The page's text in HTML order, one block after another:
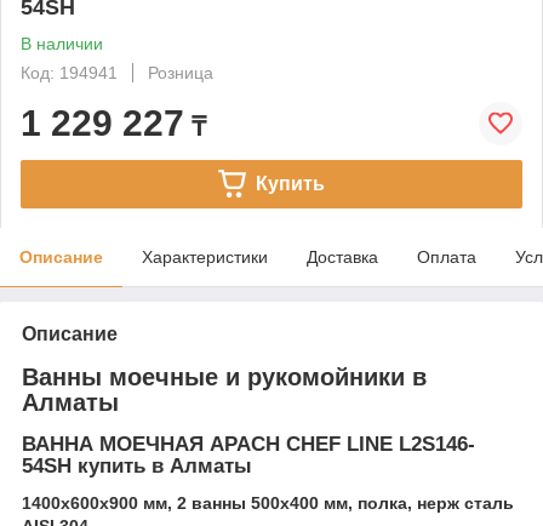
54SH
В наличии
Код: 194941
Розница
1 229 227 ₸
Купить
Описание Характеристики Доставка Оплата
Описание
Ванны моечные и рукомойники в
Алматы
ВАННА МОЕЧНАЯ APACH CHEF LINE L2S146-
54SH купить в Алматы
1400х600х900 мм, 2 ванны 500х400 мм, полка, нерж сталь